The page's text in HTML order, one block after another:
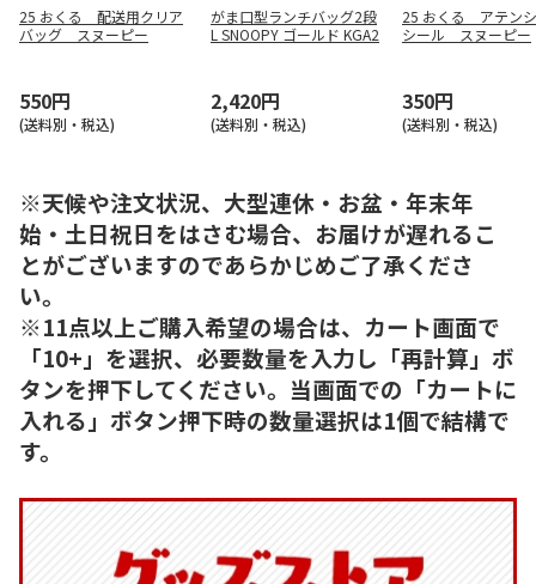
25 おくる 配送用クリア
バッグ スヌーピー
550円
(送料別・税込)
がま口型ランチバッグ2段
L SNOOPY ゴールド KGA2
2,420円
(送料別・税込)
25 おくる アテン
シール スヌーピー
350円
(送料別・税込)
※天候や注文状況、大型連休・お盆・年末年
始・土日祝日をはさむ場合、お届けが遅れるこ
とがございますのであらかじめご了承くださ
い。
※11点以上ご購入希望の場合は、カート画面で
「10+」を選択、必要数量を入力し「再計算」ボ
タンを押下してください。当画面での「カートに
入れる」ボタン押下時の数量選択は1個で結構で
す。